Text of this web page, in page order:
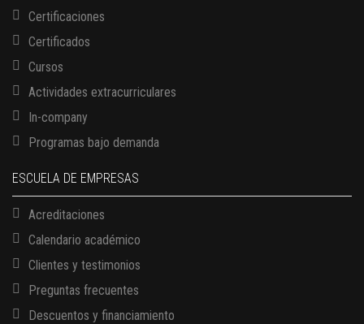
Certificaciones
Certificados
Cursos
Actividades extracurriculares
In-company
Programas bajo demanda
ESCUELA DE EMPRESAS
Acreditaciones
Calendario académico
Clientes y testimonios
Preguntas frecuentes
Descuentos y financiamiento